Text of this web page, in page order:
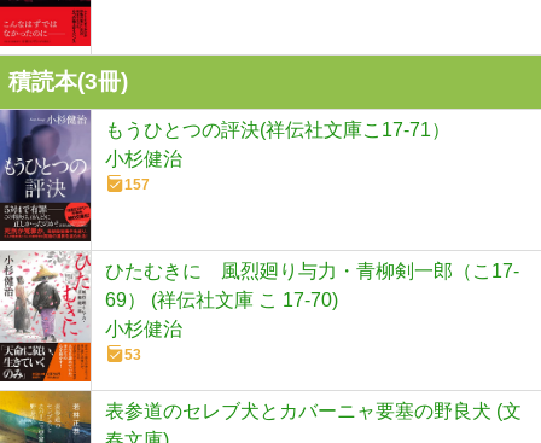
積読本(3冊)
もうひとつの評決(祥伝社文庫こ17-71）
小杉健治
157
ひたむきに 風烈廻り与力・青柳剣一郎（こ17-
69） (祥伝社文庫 こ 17-70)
小杉健治
53
表参道のセレブ犬とカバーニャ要塞の野良犬 (文